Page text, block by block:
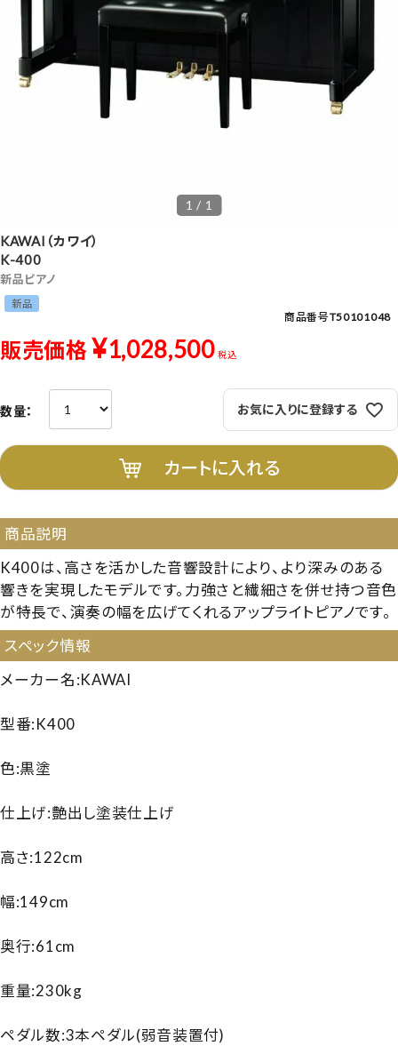
1 / 1
KAWAI（カワイ）
K-400
新品ピアノ
新品
商品番号T50101048
販売価格 ¥1,028,500 税込
お気に入りに登録する
カートに入れる
商品説明
K400は、高さを活かした音響設計により、より深みのある
響きを実現したモデルです。力強さと繊細さを併せ持つ音色
が特長で、演奏の幅を広げてくれるアップライトピアノです。
スペック情報
メーカー名:KAWAI
型番:K400
色:黒塗
仕上げ:艶出し塗装仕上げ
高さ:122cm
幅:149cm
奥行:61cm
重量:230kg
ペダル数:3本ペダル(弱音装置付)